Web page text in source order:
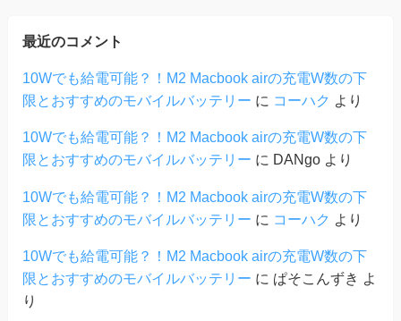
最近のコメント
10Wでも給電可能？！M2 Macbook airの充電W数の下
限とおすすめのモバイルバッテリー に コーハク より
10Wでも給電可能？！M2 Macbook airの充電W数の下
限とおすすめのモバイルバッテリー に DANgoより
10Wでも給電可能？！M2 Macbook airの充電W数の下
限とおすすめのモバイルバッテリー に コーハク より
10Wでも給電可能？！M2 Macbook airの充電W数の下
限とおすすめのモバイルバッテリー に ぱそこんずき よ
り